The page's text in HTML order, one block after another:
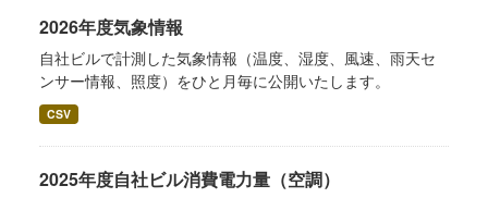
2026年度気象情報
自社ビルで計測した気象情報（温度、湿度、風速、雨天セ
ンサー情報、照度）をひと月毎に公開いたします。
CSV
2025年度自社ビル消費電力量（空調）